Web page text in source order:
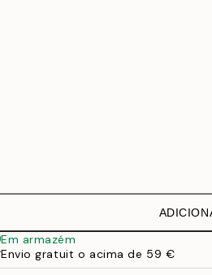
Em armazém
Envio gratuit o acima de 59 €